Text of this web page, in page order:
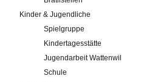
Kinder & Jugendliche
Spielgruppe
Kindertagesstätte
Jugendarbeit Wattenwil
Schule